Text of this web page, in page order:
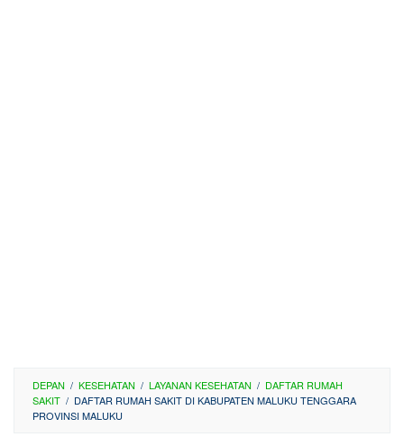
DEPAN / KESEHATAN / LAYANAN KESEHATAN / DAFTAR RUMAH
SAKIT / DAFTAR RUMAH SAKIT DI KABUPATEN MALUKU TENGGARA
PROVINSI MALUKU